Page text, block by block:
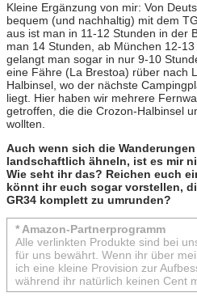
Kleine Ergänzung von mir: Von
bequem (und nachhaltig) mit dem
aus ist man in 11-12 Stunden in der
man 14 Stunden, ab München 12-
gelangt man sogar in nur 9-10
eine Fähre (La Brestoa) rüber nach
Halbinsel, wo der nächste
liegt. Hier haben wir mehrere
getroffen, die die Crozon-Halbinsel
wollten.
Auch wenn sich die
landschaftlich ähneln, ist es mir
Wie seht ihr das? Reichen euch
könnt ihr euch sogar vorstellen,
GR34 komplett zu umrunden?
* Amazon-Partnerprogramm
Alle verlinkten Produkte sind bei
für uns bewährt. Wenn ihr über
ich eine kleine Provision zur
während ihr natürlich keinen Cent